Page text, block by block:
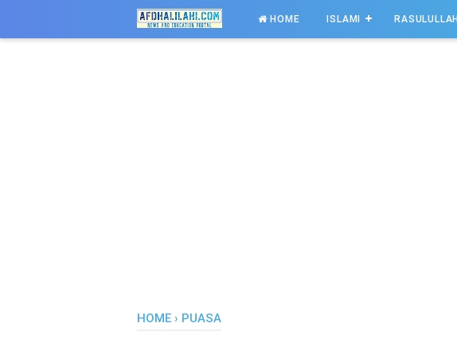
HOME ISLAMI RASULULLAH
HOME › PUASA